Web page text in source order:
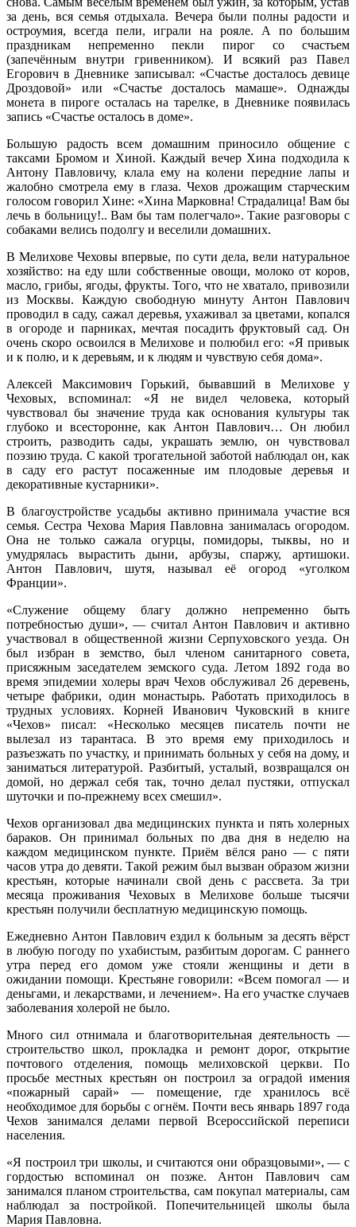
за день, вся семья отдыхала. Вечера были полны радости и
остроумия, всегда пели, играли на рояле. А по большим
праздникам непременно пекли пирог со счастьем
(запечённым внутри гривенником). И всякий раз Павел
Егорович в Дневнике записывал: «Счастье досталось девице
Дроздовой» или «Счастье досталось мамаше». Однажды
монета в пироге осталась на тарелке, в Дневнике появилась
запись «Счастье осталось в доме».
Большую радость всем домашним приносило общение с
таксами Бромом и Хиной. Каждый вечер Хина подходила к
Антону Павловичу, клала ему на колени передние лапы и
жалобно смотрела ему в глаза. Чехов дрожащим старческим
голосом говорил Хине: «Хина Марковна! Страдалица! Вам бы
лечь в больницу!.. Вам бы там полегчало». Такие разговоры с
собаками велись подолгу и веселили домашних.
В Мелихове Чеховы впервые, по сути дела, вели натуральное
хозяйство: на еду шли собственные овощи, молоко от коров,
масло, грибы, ягоды, фрукты. Того, что не хватало, привозили
из Москвы. Каждую свободную минуту Антон Павлович
проводил в саду, сажал деревья, ухаживал за цветами, копался
в огороде и парниках, мечтая посадить фруктовый сад. Он
очень скоро освоился в Мелихове и полюбил его: «Я привык
и к полю, и к деревьям, и к людям и чувствую себя дома».
Алексей Максимович Горький, бывавший в Мелихове у
Чеховых, вспоминал: «Я не видел человека, который
чувствовал бы значение труда как основания культуры так
глубоко и всесторонне, как Антон Павлович… Он любил
строить, разводить сады, украшать землю, он чувствовал
поэзию труда. С какой трогательной заботой наблюдал он, как
в саду его растут посаженные им плодовые деревья и
декоративные кустарники».
В благоустройстве усадьбы активно принимала участие вся
семья. Сестра Чехова Мария Павловна занималась огородом.
Она не только сажала огурцы, помидоры, тыквы, но и
умудрялась вырастить дыни, арбузы, спаржу, артишоки.
Антон Павлович, шутя, называл её огород «уголком
Франции».
«Служение общему благу должно непременно быть
потребностью души», — считал Антон Павлович и активно
участвовал в общественной жизни Серпуховского уезда. Он
был избран в земство, был членом санитарного совета,
присяжным заседателем земского суда. Летом 1892 года во
время эпидемии холеры врач Чехов обслуживал 26 деревень,
четыре фабрики, один монастырь. Работать приходилось в
трудных условиях. Корней Иванович Чуковский в книге
«Чехов» писал: «Несколько месяцев писатель почти не
вылезал из тарантаса. В это время ему приходилось и
разъезжать по участку, и принимать больных у себя на дому, и
заниматься литературой. Разбитый, усталый, возвращался он
домой, но держал себя так, точно делал пустяки, отпускал
шуточки и по-прежнему всех смешил».
Чехов организовал два медицинских пункта и пять холерных
бараков. Он принимал больных по два дня в неделю на
каждом медицинском пункте. Приём вёлся рано — с пяти
часов утра до девяти. Такой режим был вызван образом жизни
крестьян, которые начинали свой день с рассвета. За три
месяца проживания Чеховых в Мелихове больше тысячи
крестьян получили бесплатную медицинскую помощь.
Ежедневно Антон Павлович ездил к больным за десять вёрст
в любую погоду по ухабистым, разбитым дорогам. С раннего
утра перед его домом уже стояли женщины и дети в
ожидании помощи. Крестьяне говорили: «Всем помогал — и
деньгами, и лекарствами, и лечением». На его участке случаев
заболевания холерой не было.
Много сил отнимала и благотворительная деятельность —
строительство школ, прокладка и ремонт дорог, открытие
почтового отделения, помощь мелиховской церкви. По
просьбе местных крестьян он построил за оградой имения
«пожарный сарай» — помещение, где хранилось всё
необходимое для борьбы с огнём. Почти весь январь 1897 года
Чехов занимался делами первой Всероссийской переписи
населения.
«Я построил три школы, и считаются они образцовыми», — с
гордостью вспоминал он позже. Антон Павлович сам
занимался планом строительства, сам покупал материалы, сам
наблюдал за постройкой. Попечительницей школы была
Мария Павловна.